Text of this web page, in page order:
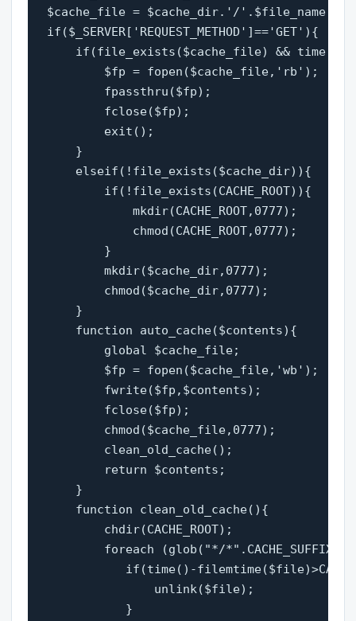
$cache_file = $cache_dir.'/'.$file_name;
if($_SERVER['REQUEST_METHOD']=='GET'){
if(file_exists($cache_file) && time() -
        $fp = fopen($cache_file,'rb');
        fpassthru($fp);
        fclose($fp);
        exit();
    }
    elseif(!file_exists($cache_dir)){
        if(!file_exists(CACHE_ROOT)){
            mkdir(CACHE_ROOT,0777);
            chmod(CACHE_ROOT,0777);
        }
        mkdir($cache_dir,0777);
        chmod($cache_dir,0777);
    }
function auto_cache($contents){
        global $cache_file;
        $fp = fopen($cache_file,'wb');
        fwrite($fp,$contents);
        fclose($fp);
        chmod($cache_file,0777);
clean_old_cache();
        return $contents;
    }
    function clean_old_cache(){
        chdir(CACHE_ROOT);
foreach (glob("*/
if(time()-
               unlink($file);
           }